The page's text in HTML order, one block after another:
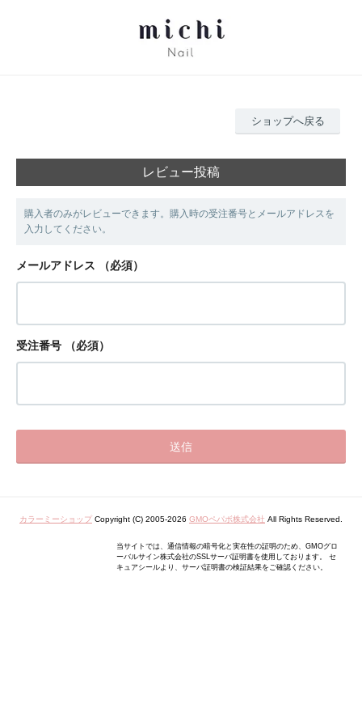
ショップへ戻る
レビュー投稿
購入者のみがレビューできます。購入時の受注番号とメールアドレスを
入力してください。
メールアドレス （必須）
受注番号 （必須）
カラーミーショップ Copyright (C) 2005-2026 GMOペパボ株式会社 All Rights Reserved.
当サイトでは、通信情報の暗号化と実在性の証明のため、GMOグロ
ーバルサイン株式会社のSSLサーバ証明書を使用しております。 セ
キュアシールより、サーバ証明書の検証結果をご確認ください。